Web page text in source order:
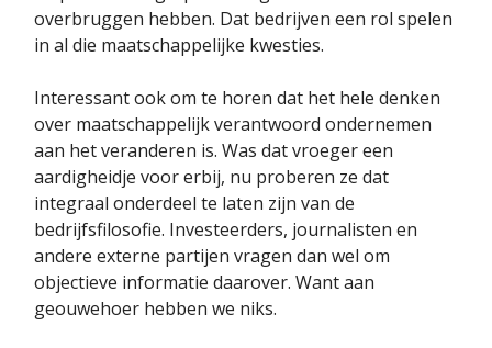
overbruggen hebben. Dat bedrijven een rol spelen
in al die maatschappelijke kwesties.
Interessant ook om te horen dat het hele denken
over maatschappelijk verantwoord ondernemen
aan het veranderen is. Was dat vroeger een
aardigheidje voor erbij, nu proberen ze dat
integraal onderdeel te laten zijn van de
bedrijfsfilosofie. Investeerders, journalisten en
andere externe partijen vragen dan wel om
objectieve informatie daarover. Want aan
geouwehoer hebben we niks.